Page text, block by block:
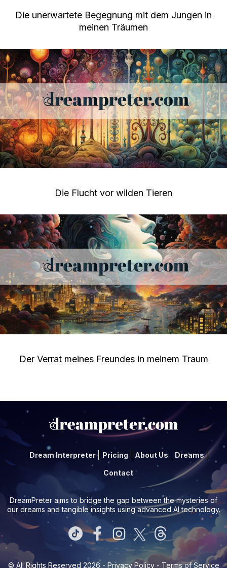
Die unerwartete Begegnung mit dem Jungen in
meinen Träumen
Die Flucht vor wilden Tieren
Der Verrat meines Freundes in meinem Traum
Dream Interpreter Pricing About Us Dreams
Contact
DreamPreter aims to bridge the gap between the mysteries of
our dreams and tangible insights using advanced AI technology.
© All Rights Reserved 2026 - Privacy Policy- Terms of Service